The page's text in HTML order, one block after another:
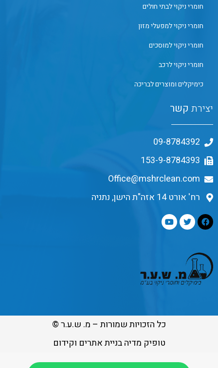
חומרי ניקוי לבתי חולים
חומרי ניקוי למפעלי מזון
חומרי ניקוי למוסכים
חומרי ניקוי לרכב
כימיקלים ומוצרים לבריכה
יצירת קשר
09-8784392
153-9-8784393
Office@mshrclean.com
רח' אורט 14 אזה"ת הישן, נתניה
כל הזכויות שמורות – מ. ש.ע.ר ©
טופיק מדיה בניית אתרים וקידום